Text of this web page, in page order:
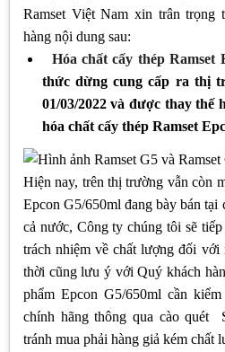
Ramset Việt Nam xin trân trọng
hàng nội dung sau:
Hóa chất cấy thépRamset
thức dừng cung cấp ra thị
01/03/2022 và được thay thế
hóa chất cấy thép Ramset
Hiện nay, trên thị trường vẫn còn
Epcon G5/650ml đang bày bán tại
cả nước, Công ty chúng tôi sẽ
trách nhiệm về chất lượng đối với
thời cũng lưu ý với Quý khách
phẩm Epcon G5/650ml cần
chính hãng thông qua cào quét
tránh mua phải hàng giả kém chất